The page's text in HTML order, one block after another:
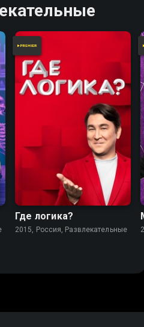
Где логика?
2015, Россия, Развлекательные